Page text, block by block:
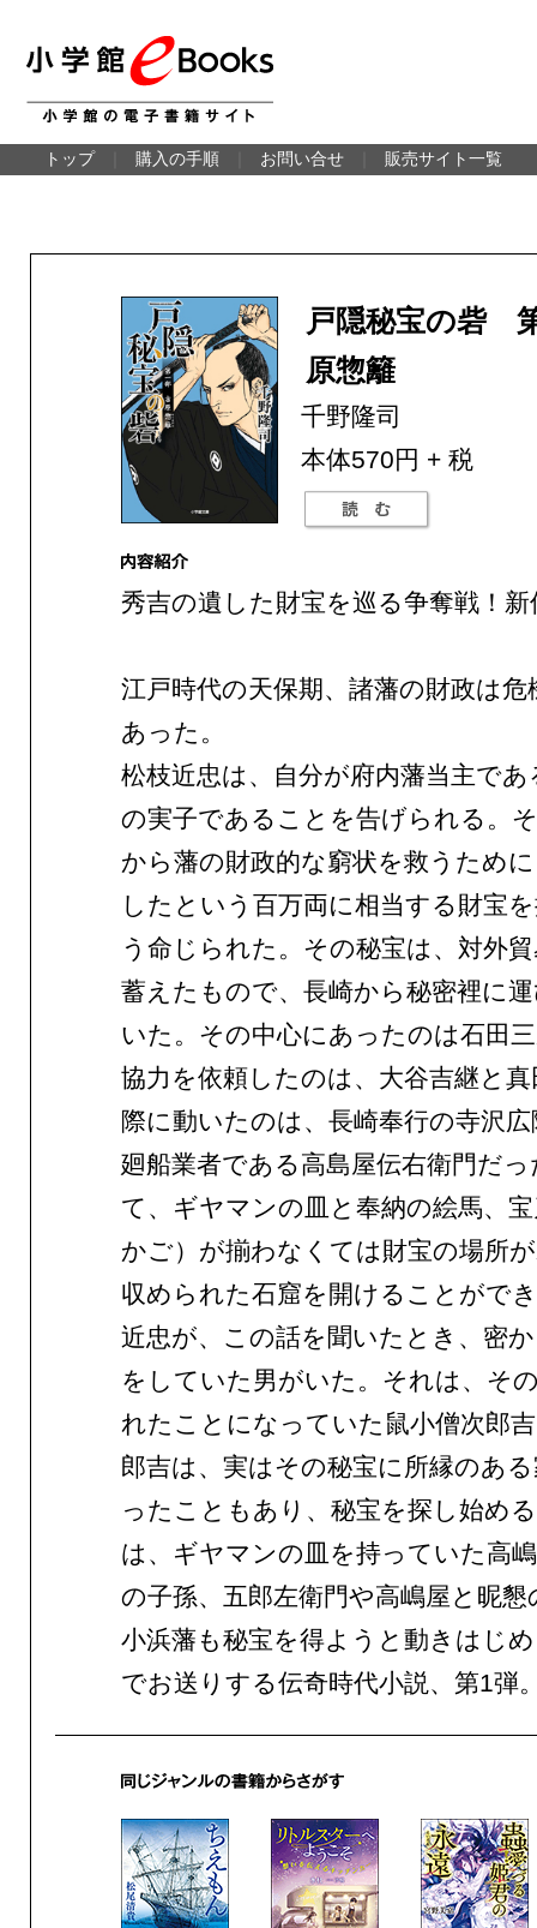
トップ 購入の手順 お問い合せ 販売サイト一覧
戸隠秘宝の砦
原惣籬
千野隆司
本体570円 + 税
秀吉の遺した財宝を巡る争奪戦！新
江戸時代の天保期、諸藩の財政は危
あった。
松枝近忠は、自分が府内藩当主であ
の実子であることを告げられる。
から藩の財政的な窮状を救うため
したという百万両に相当する財宝
う命じられた。その秘宝は、対外
蓄えたもので、長崎から秘密裡に
いた。その中心にあったのは石田
協力を依頼したのは、大谷吉継と
際に動いたのは、長崎奉行の寺沢
廻船業者である高島屋伝右衛門だ
て、ギヤマンの皿と奉納の絵馬、
かご）が揃わなくては財宝の場所
収められた石窟を開けることがで
近忠が、この話を聞いたとき、密
をしていた男がいた。それは、そ
れたことになっていた鼠小僧次郎
郎吉は、実はその秘宝に所縁のあ
ったこともあり、秘宝を探し始め
は、ギヤマンの皿を持っていた高
の子孫、五郎左衛門や高嶋屋と昵
小浜藩も秘宝を得ようと動きはじ
でお送りする伝奇時代小説、第1弾